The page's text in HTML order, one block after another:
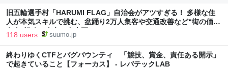
旧五輪選手村「HARUMI FLAG」自治会がアツすぎる！ 多様な住
人が本気スキルで挑む、盆踊り2万人集客や交通改善など“街の価値
向上”戦略 東京・中央区
118 users suumo.jp
終わりゆくCTFとバグバウンティ 「競技、賞金、責任ある開示」
で起きていること【フォーカス】 - レバテックLAB